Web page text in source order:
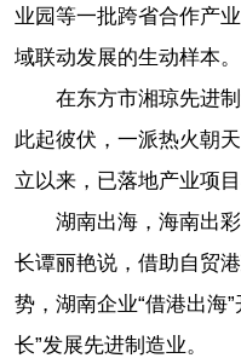
业园等一批跨省合作产
域联动发展的生动样本。
在东方市湘琼先进
此起彼伏，一派热火朝
立以来，已落地产业项
湖南出海，海南出
长谭丽艳说，借助自贸
势，湖南企业“借港出海
长”发展先进制造业。